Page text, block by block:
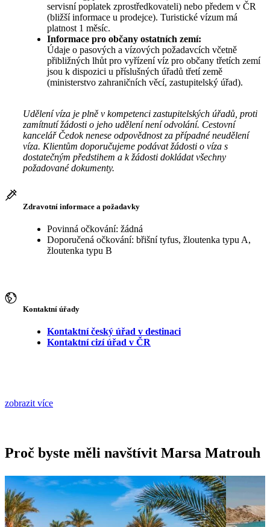
servisní poplatek zprostředkovateli) nebo předem v ČR
(bližší informace u prodejce). Turistické vízum má
platnost 1 měsíc.
Informace pro občany ostatních zemí:
Údaje o pasových a vízových požadavcích včetně
přibližných lhůt pro vyřízení víz pro občany třetích zemí
jsou k dispozici u příslušných úřadů třetí země
(ministerstvo zahraničních věcí, zastupitelský úřad).
Udělení víza je plně v kompetenci zastupitelských úřadů, proti
zamítnutí žádosti o jeho udělení není odvolání. Cestovní
kancelář Čedok nenese odpovědnost za případné neudělení
víza. Klientům doporučujeme podávat žádosti o víza s
dostatečným předstihem a k žádosti dokládat všechny
požadované dokumenty.
Zdravotní informace a požadavky
Povinná očkování: žádná
Doporučená očkování: břišní tyfus, žloutenka typu A,
žloutenka typu B
Kontaktní úřady
Kontaktní český úřad v destinaci
Kontaktní cizí úřad v ČR
zobrazit více
Proč byste měli navštívit Marsa Matrouh